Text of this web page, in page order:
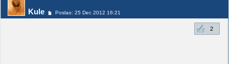
Kule Poslao: 25 Dec 2012 16:21
2